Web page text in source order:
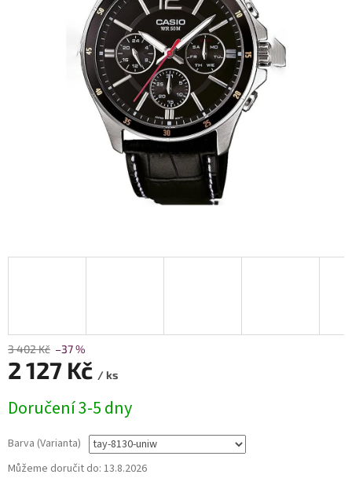
3 402 Kč –37 %
2 127 Kč / ks
cena:
Doručení 3-5 dny
Barva (Varianta)
Můžeme doručit do: 13.8.2026